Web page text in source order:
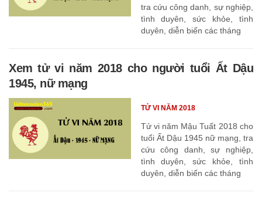
tra cứu công danh, sự nghiệp,
tình duyên, sức khỏe, tình
duyên, diễn biến các tháng
Xem tử vi năm 2018 cho người tuổi Ất Dậu
1945, nữ mạng
Tử vi năm Mậu Tuất 2018 cho
tuổi Ất Dậu 1945 nữ mạng, tra
cứu công danh, sự nghiệp,
tình duyên, sức khỏe, tình
duyên, diễn biến các tháng
TỬ VI NĂM 2018